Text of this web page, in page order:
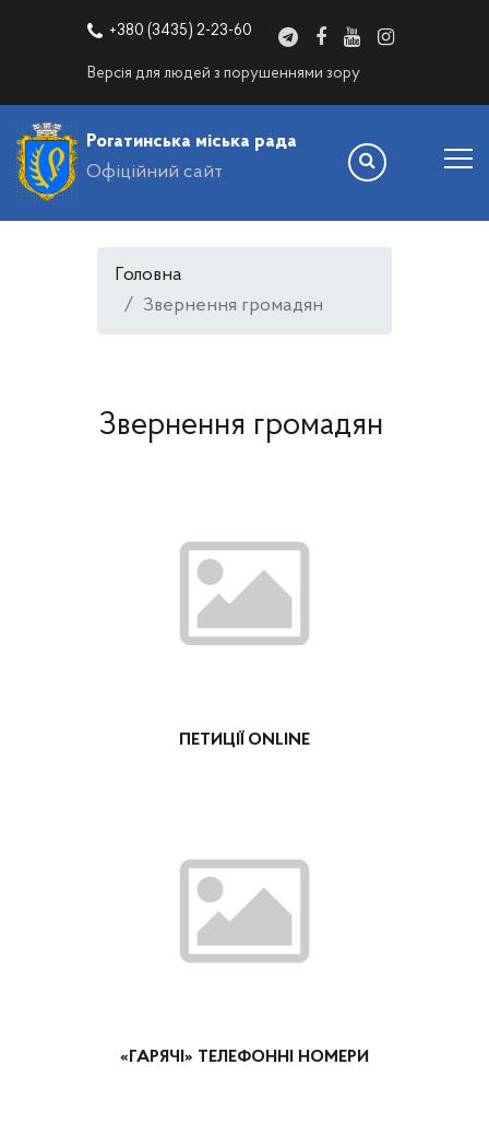
+380 (3435) 2-23-60
Версія для людей з порушеннями зору
Рогатинська міська рада
Офіційний сайт
Головна
Звернення громадян
Звернення громадян
ПЕТИЦІЇ ONLINE
«ГАРЯЧІ» ТЕЛЕФОННІ НОМЕРИ